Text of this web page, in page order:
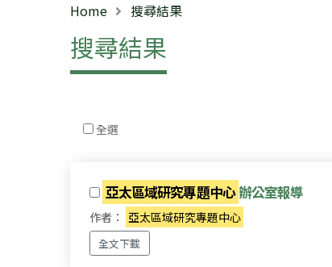
Home 搜尋結果
搜尋結果
全選
亞太區域研究專題中心 辦公室報導
作者： 亞太區域研究專題中心
全文下載